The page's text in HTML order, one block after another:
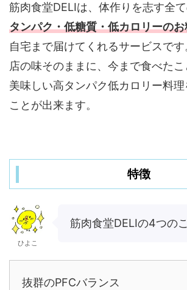
筋肉食堂DELIは、体作りを志す全
タンパク・低糖質・低カロリーの
自宅まで届けてくれるサービスで
店の味そのままに、今まで食べた
美味しい高タンパク低カロリー料
ことが出来ます。
特徴
ひよこ
筋肉食堂DELIの4つの
抜群のPFCバランス